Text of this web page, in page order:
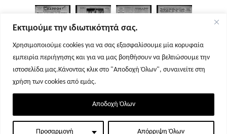
Εκτιμούμε την ιδιωτικότητά σας.
Χρησιμοποιούμε cookies για να σας εξασφαλίσουμε μία κορυφαία
εμπειρία περιήγησης και για να μας βοηθήσουν να βελτιώσουμε την
ιστοσελίδα μας.Κάνοντας κλικ στο "Αποδοχή Όλων", συναινείτε στη
χρήση των cookies από εμάς.
Προσαρμογή Απόρριψη Όλων
Αποδοχή Όλων
Σελίδα 1 Σελίδα 2 Σελίδα 3 Σελίδα 4